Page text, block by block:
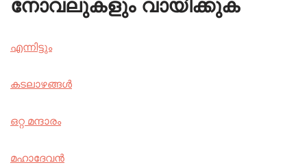
നോവലുകളും വായിക്കുക
എന്നിട്ടും
കടലാഴങ്ങൾ
ഒറ്റ മന്ദാരം
മഹാദേവൻ